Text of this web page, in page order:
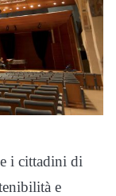
i cittadini di
e